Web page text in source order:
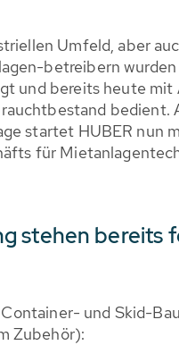
Umfeld, aber
betreibern
und bereits heute mit
bedient.
startet HUBER nun
für
stehen bereits
und Skid-
Zubehör):